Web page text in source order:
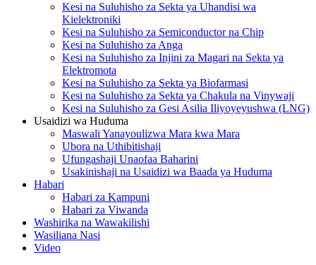
Kesi na Suluhisho za Sekta ya Uhandisi wa
Kielektroniki
Kesi na Suluhisho za Semiconductor na Chip
Kesi na Suluhisho za Anga
Kesi na Suluhisho za Injini za Magari na Sekta ya
Elektromota
Kesi na Suluhisho za Sekta ya Biofarmasi
Kesi na Suluhisho za Sekta ya Chakula na Vinywaji
Kesi na Suluhisho za Gesi Asilia Iliyoyeyushwa (LNG)
Usaidizi wa Huduma
Maswali Yanayoulizwa Mara kwa Mara
Ubora na Uthibitishaji
Ufungashaji Unaofaa Baharini
Usakinishaji na Usaidizi wa Baada ya Huduma
Habari
Habari za Kampuni
Habari za Viwanda
Washirika na Wawakilishi
Wasiliana Nasi
Video